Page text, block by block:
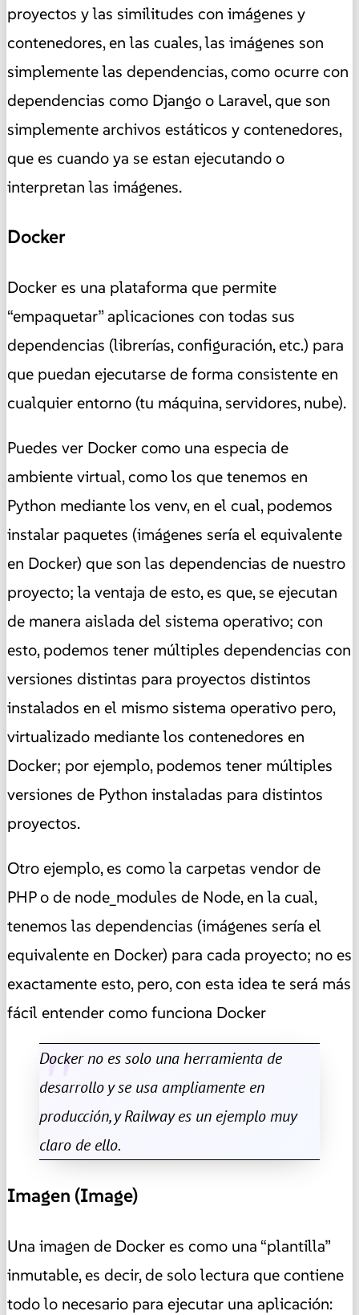
proyectos y las similitudes con imágenes y
contenedores, en las cuales, las imágenes son
simplemente las dependencias, como ocurre con
dependencias como Django o Laravel, que son
simplemente archivos estáticos y contenedores,
que es cuando ya se estan ejecutando o
interpretan las imágenes.
Docker
Docker es una plataforma que permite
“empaquetar” aplicaciones con todas sus
dependencias (librerías, configuración, etc.) para
que puedan ejecutarse de forma consistente en
cualquier entorno (tu máquina, servidores, nube).
Puedes ver Docker como una especia de
ambiente virtual, como los que tenemos en
Python mediante los venv, en el cual, podemos
instalar paquetes (imágenes sería el equivalente
en Docker) que son las dependencias de nuestro
proyecto; la ventaja de esto, es que, se ejecutan
de manera aislada del sistema operativo; con
esto, podemos tener múltiples dependencias con
versiones distintas para proyectos distintos
instalados en el mismo sistema operativo pero,
virtualizado mediante los contenedores en
Docker; por ejemplo, podemos tener múltiples
versiones de Python instaladas para distintos
proyectos.
Otro ejemplo, es como la carpetas vendor de
PHP o de node_modules de Node, en la cual,
tenemos las dependencias (imágenes sería el
equivalente en Docker) para cada proyecto; no es
exactamente esto, pero, con esta idea te será más
fácil entender como funciona Docker
Docker no es solo una herramienta de
desarrollo y se usa ampliamente en
producción, y Railway es un ejemplo muy
claro de ello.
Imagen (Image)
Una imagen de Docker es como una “plantilla”
inmutable, es decir, de solo lectura que contiene
todo lo necesario para ejecutar una aplicación: